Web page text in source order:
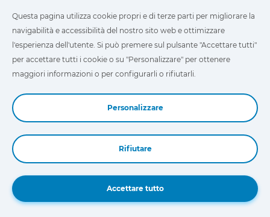
Video
FAQ - Domande Frequenti
Questa pagina utilizza cookie propri e di terze parti per
migliorare la navigabilità e accessibilità del nostro sito web e
ottimizzare l'esperienza dell'utente. Si può premere su
configurarli o rifiutarli.
Questa pagina utilizza cookie propri e di terze parti per migliorare la
navigabilità e accessibilità del nostro sito web e ottimizzare
l'esperienza dell'utente. Si può premere sul pulsante "Accettare tutti"
per accettare tutti i cookie o su "Personalizzare" per ottenere
maggiori informazioni o per configurarli o rifiutarli.
Personalizzare
Rifiutare
Accettare tutto